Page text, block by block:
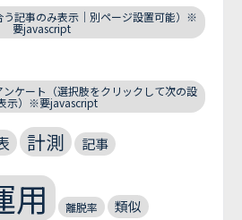
記事のみ表示｜別ページ設置可能）※
要javascript
ケート（選択肢をクリックして次の設
示）※要javascript
計測 記事
用 離脱率 類似